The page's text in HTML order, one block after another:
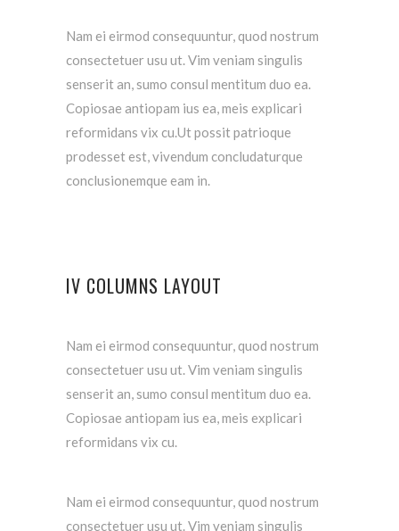
Nam ei eirmod consequuntur, quod nostrum
consectetuer usu ut. Vim veniam singulis
senserit an, sumo consul mentitum duo ea.
Copiosae antiopam ius ea, meis explicari
reformidans vix cu.Ut possit patrioque
prodesset est, vivendum concludaturque
conclusionemque eam in.
IV COLUMNS LAYOUT
Nam ei eirmod consequuntur, quod nostrum
consectetuer usu ut. Vim veniam singulis
senserit an, sumo consul mentitum duo ea.
Copiosae antiopam ius ea, meis explicari
reformidans vix cu.
Nam ei eirmod consequuntur, quod nostrum
consectetuer usu ut. Vim veniam singulis